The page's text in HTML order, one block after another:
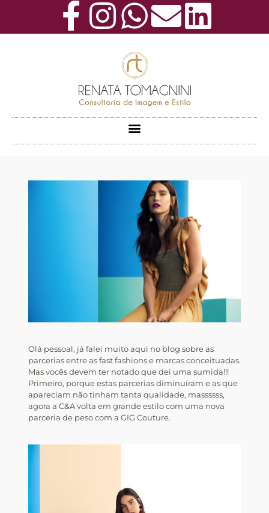
Olá pessoal, já falei muito aqui no blog sobre as
parcerias entre as fast fashions e marcas conceituadas.
Mas vocês devem ter notado que dei uma sumida!!!
Primeiro, porque estas parcerias diminuíram e as que
apareciam não tinham tanta qualidade, massssss,
agora a C&A volta em grande estilo com uma nova
parceria de peso com a GIG Couture.